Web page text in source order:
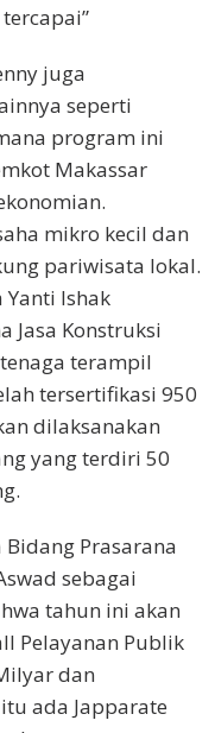
juga
seperti
program ini
Makassar
mikro kecil dan
pariwisata lokal.
Yanti Ishak
Jasa Konstruksi
terampil
tersertifikasi 950
dilaksanakan
yang terdiri 50
Prasarana
sebagai
tahun ini akan
Pelayanan Publik
dan
ada Japparate